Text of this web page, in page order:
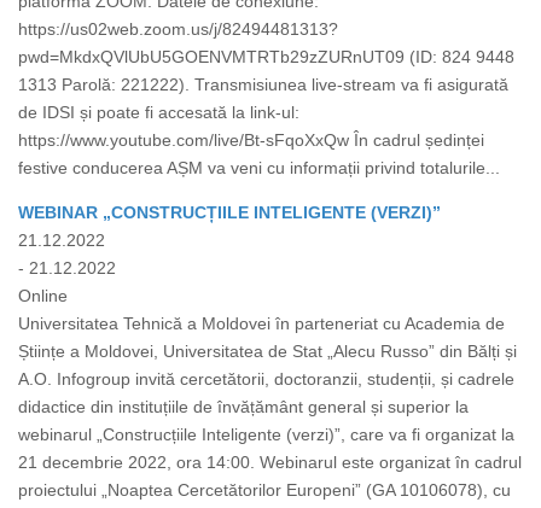
https://us02web.zoom.us/j/82494481313?
pwd=MkdxQVlUbU5GOENVMTRTb29zZURnUT09 (ID: 824 9448
1313 Parolă: 221222). Transmisiunea live-stream va fi asigurată
de IDSI și poate fi accesată la link-ul:
https://www.youtube.com/live/Bt-sFqoXxQw În cadrul ședinței
festive conducerea AȘM va veni cu informații privind totalurile...
WEBINAR „CONSTRUCȚIILE INTELIGENTE (VERZI)”
21.12.2022
- 21.12.2022
Online
Universitatea Tehnică a Moldovei în parteneriat cu Academia de
Științe a Moldovei, Universitatea de Stat „Alecu Russo” din Bălți și
A.O. Infogroup invită cercetătorii, doctoranzii, studenții, și cadrele
didactice din instituțiile de învățământ general și superior la
webinarul „Construcțiile Inteligente (verzi)”, care va fi organizat la
21 decembrie 2022, ora 14:00. Webinarul este organizat în cadrul
proiectului „Noaptea Cercetătorilor Europeni” (GA 10106078), cu